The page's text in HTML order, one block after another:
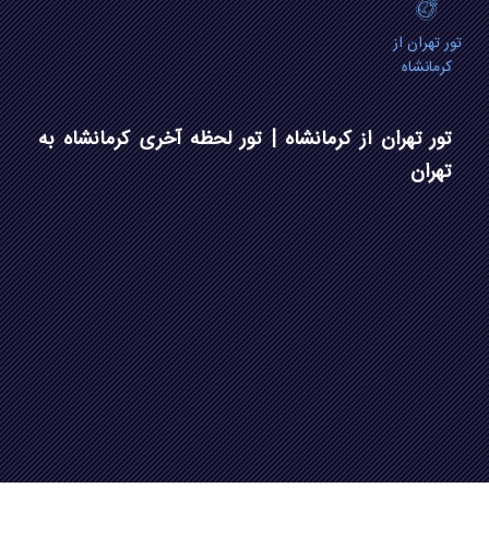
تور تهران از
کرمانشاه
تور تهران از کرمانشاه | تور لحظه آخری کرمانشاه به
تهران